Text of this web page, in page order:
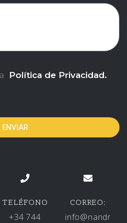
Política de Privacidad.
ENVIAR
TELÉFONO
+34 744
CORREO:
info@nandr